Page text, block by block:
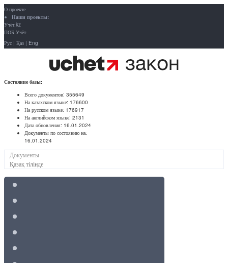
О проекте
Наши проекты:
Учёт.kz
ПОБ.Учёт
Рус | Қаз | Eng
Состояние базы:
Всего документов: 355649
На казахском языке: 176600
На русском языке: 176917
На английском языке: 2131
Дата обновления: 16.01.2024
Документы по состоянию на:
16.01.2024
Документы
Қазақ тілінде